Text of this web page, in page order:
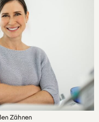
Zähnen